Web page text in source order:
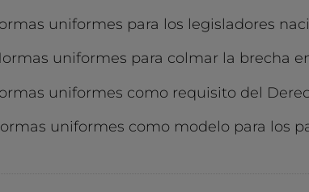
uniformes para los legisladores
uniformes para colmar la brecha
uniformes como requisito del
uniformes como modelo para los